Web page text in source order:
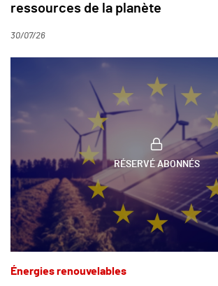
ressources de la planète
30/07/26
RÉSERVÉ ABONNÉS
Énergies renouvelables